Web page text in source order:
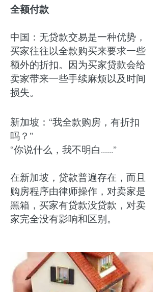
全额付款
中国：无贷款交易是一种优势，
买家往往以全款购买来要求一些
额外的折扣。因为买家贷款会给
卖家带来一些手续麻烦以及时间
损失。
新加坡：“我全款购房，有折扣
吗？”
“你说什么，我不明白......”
在新加坡，贷款普遍存在，而且
购房程序由律师操作，对卖家是
黑箱，买家有贷款没贷款，对卖
家完全没有影响和区别。